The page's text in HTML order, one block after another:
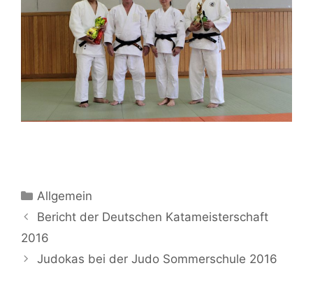
Kategorien
Allgemein
Beitrags-
Navigation
Bericht der Deutschen Katameisterschaft
2016
Judokas bei der Judo Sommerschule 2016